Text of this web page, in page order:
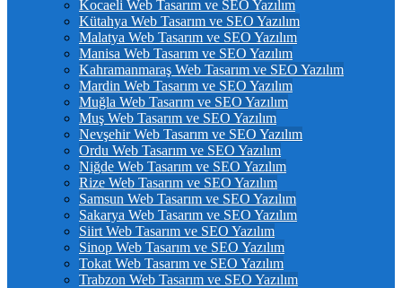
Kocaeli Web Tasarım ve SEO Yazılım
Kütahya Web Tasarım ve SEO Yazılım
Malatya Web Tasarım ve SEO Yazılım
Manisa Web Tasarım ve SEO Yazılım
Kahramanmaraş Web Tasarım ve SEO Yazılım
Mardin Web Tasarım ve SEO Yazılım
Muğla Web Tasarım ve SEO Yazılım
Muş Web Tasarım ve SEO Yazılım
Nevşehir Web Tasarım ve SEO Yazılım
Ordu Web Tasarım ve SEO Yazılım
Niğde Web Tasarım ve SEO Yazılım
Rize Web Tasarım ve SEO Yazılım
Samsun Web Tasarım ve SEO Yazılım
Sakarya Web Tasarım ve SEO Yazılım
Siirt Web Tasarım ve SEO Yazılım
Sinop Web Tasarım ve SEO Yazılım
Tokat Web Tasarım ve SEO Yazılım
Trabzon Web Tasarım ve SEO Yazılım